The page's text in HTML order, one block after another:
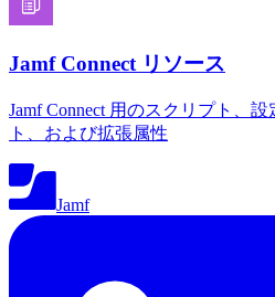
Jamf Connect リソース
Jamf Connect 用のスクリプト、
ト、および拡張属性
Jamf